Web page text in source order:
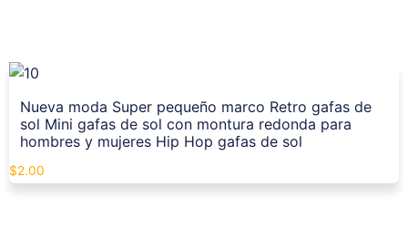
Nueva moda Super pequeño marco Retro gafas de
sol Mini gafas de sol con montura redonda para
hombres y mujeres Hip Hop gafas de sol
$2.00